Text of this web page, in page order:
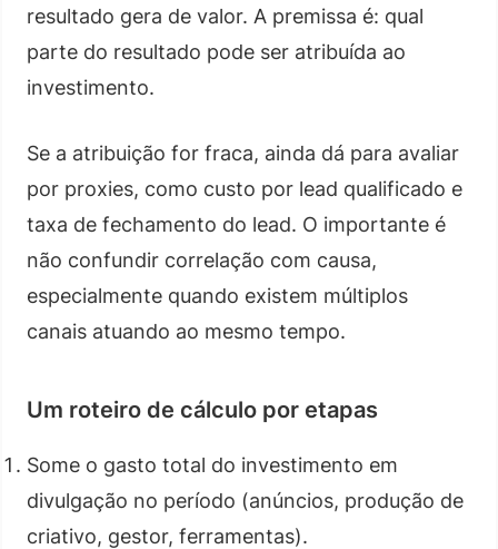
resultado gera de valor. A premissa é: qual
parte do resultado pode ser atribuída ao
investimento.
Se a atribuição for fraca, ainda dá para avaliar
por proxies, como custo por lead qualificado e
taxa de fechamento do lead. O importante é
não confundir correlação com causa,
especialmente quando existem múltiplos
canais atuando ao mesmo tempo.
Um roteiro de cálculo por etapas
Some o gasto total do investimento em
divulgação no período (anúncios, produção de
criativo, gestor, ferramentas).